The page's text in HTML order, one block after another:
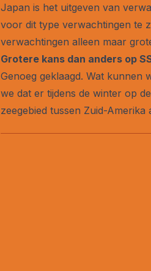
Japan is het uitgeven van
voor dit type verwachtingen te
verwachtingen alleen maar
Grotere kans dan anders op
Genoeg geklaagd. Wat kunnen
we dat er tijdens de winter op
zeegebied tussen Zuid-